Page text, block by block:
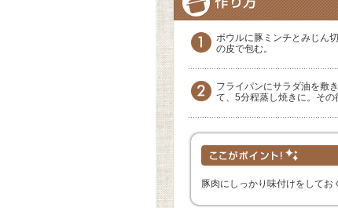
ボウルに豚ミンチとみじん
の皮で包む。
フライパンにサラダ油を敷
て、5分程蒸し焼きに。その
豚肉にしっかり味付けをしてお